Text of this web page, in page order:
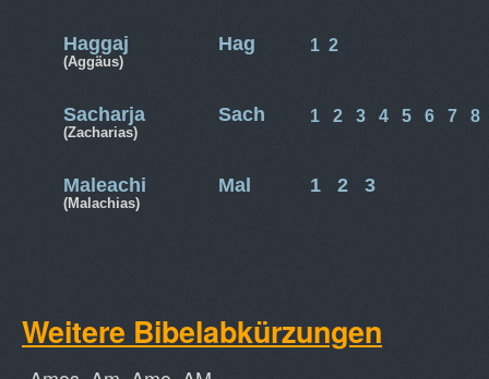
Haggaj
(Aggäus)
Hag 1 2
Sacharja
(Zacharias)
Sach 1 2 3 4 5 6 7 8
Maleachi
(Malachias)
Mal 1 2 3
Weitere Bibelabkürzungen